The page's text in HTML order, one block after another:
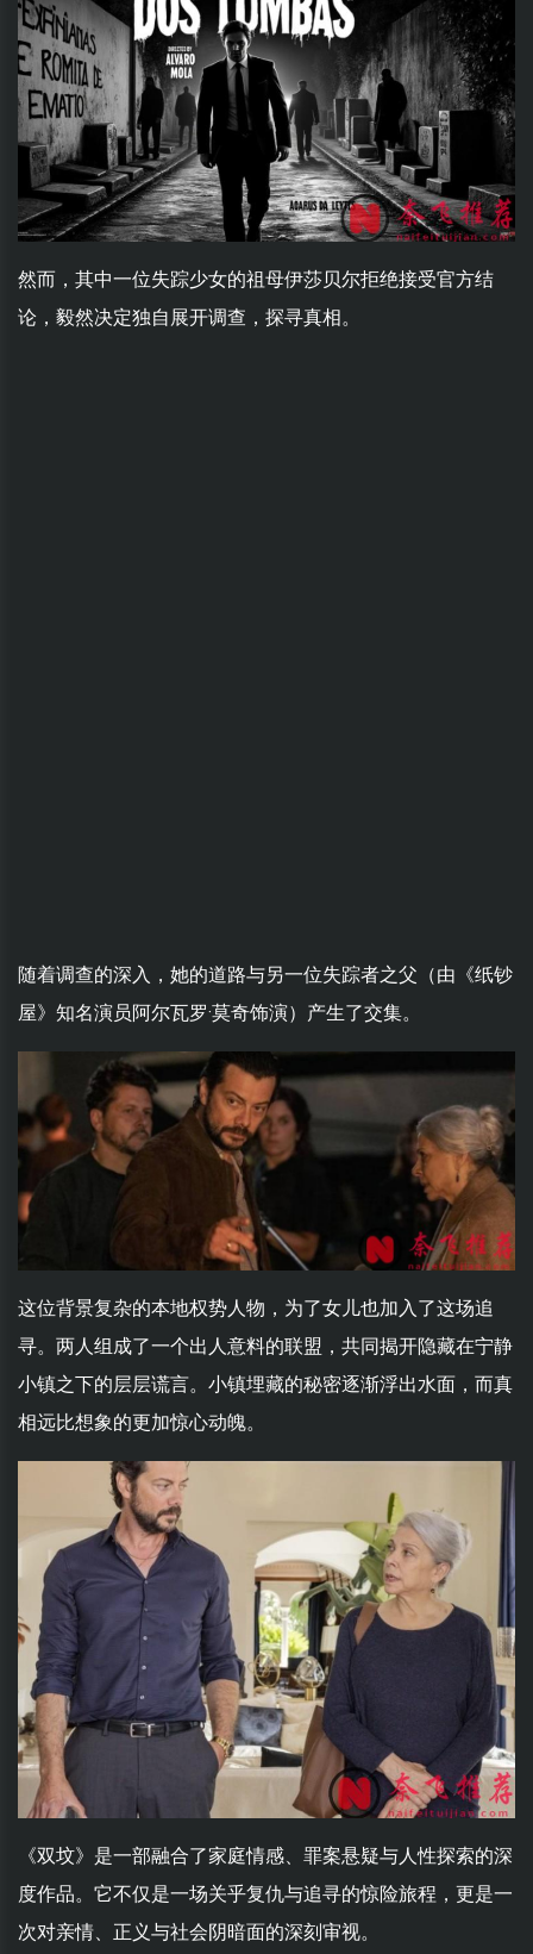
然而，其中一位失踪少女的祖母伊莎贝尔拒绝接受官方结
论，毅然决定独自展开调查，探寻真相。
随着调查的深入，她的道路与另一位失踪者之父（由《纸钞
屋》知名演员阿尔瓦罗·莫奇饰演）产生了交集。
这位背景复杂的本地权势人物，为了女儿也加入了这场追
寻。两人组成了一个出人意料的联盟，共同揭开隐藏在宁静
小镇之下的层层谎言。小镇埋藏的秘密逐渐浮出水面，而真
相远比想象的更加惊心动魄。
《双坟》是一部融合了家庭情感、罪案悬疑与人性探索的深
度作品。它不仅是一场关乎复仇与追寻的惊险旅程，更是一
次对亲情、正义与社会阴暗面的深刻审视。